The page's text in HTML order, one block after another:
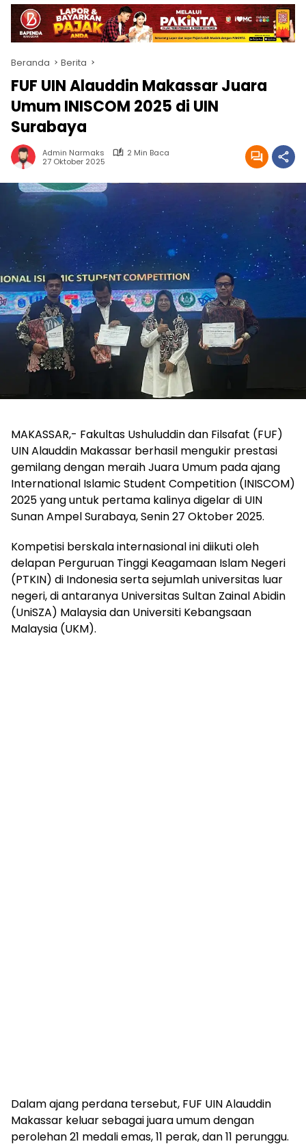
Beranda Berita
FUF UIN Alauddin Makassar Juara
Umum INISCOM 2025 di UIN
Surabaya
Admin Narmaks
2 Min Baca
27 Oktober 2025
MAKASSAR,- Fakultas Ushuluddin dan Filsafat (FUF)
UIN Alauddin Makassar berhasil mengukir prestasi
gemilang dengan meraih Juara Umum pada ajang
International Islamic Student Competition (INISCOM)
2025 yang untuk pertama kalinya digelar di UIN
Sunan Ampel Surabaya, Senin 27 Oktober 2025.
Kompetisi berskala internasional ini diikuti oleh
delapan Perguruan Tinggi Keagamaan Islam Negeri
(PTKIN) di Indonesia serta sejumlah universitas luar
negeri, di antaranya Universitas Sultan Zainal Abidin
(UniSZA) Malaysia dan Universiti Kebangsaan
Malaysia (UKM).
Dalam ajang perdana tersebut, FUF UIN Alauddin
Makassar keluar sebagai juara umum dengan
perolehan 21 medali emas, 11 perak, dan 11 perunggu.